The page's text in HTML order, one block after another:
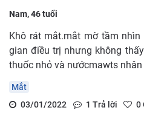
Nam, 46 tuổi
Khô rát mắt.mắt mờ tầm
gian điều trị nhưng không
thuốc nhỏ và nướcmawts
Mắt
03/01/2022
1 Trả lời 0